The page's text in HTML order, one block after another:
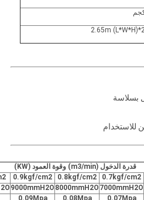
قدرة الدخول (m3/min) وقوة العمود (KW)
0.7kgf/cm2
0.8kgf/cm2
0.9kgf/cm2
7000mmH2O
8000mmH2O
9000mmH2O